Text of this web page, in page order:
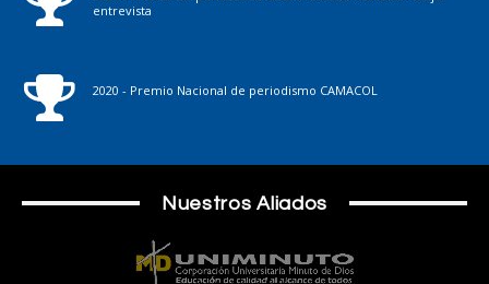
entrevista
2020 - Premio Nacional de periodismo CAMACOL
Nuestros Aliados